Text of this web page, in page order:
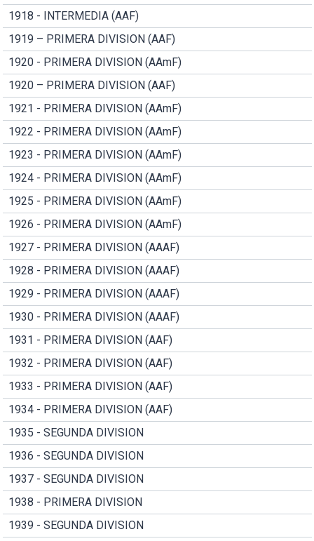
1918 - INTERMEDIA (AAF)
1919 – PRIMERA DIVISION (AAF)
1920 - PRIMERA DIVISION (AAmF)
1920 – PRIMERA DIVISION (AAF)
1921 - PRIMERA DIVISION (AAmF)
1922 - PRIMERA DIVISION (AAmF)
1923 - PRIMERA DIVISION (AAmF)
1924 - PRIMERA DIVISION (AAmF)
1925 - PRIMERA DIVISION (AAmF)
1926 - PRIMERA DIVISION (AAmF)
1927 - PRIMERA DIVISION (AAAF)
1928 - PRIMERA DIVISION (AAAF)
1929 - PRIMERA DIVISION (AAAF)
1930 - PRIMERA DIVISION (AAAF)
1931 - PRIMERA DIVISION (AAF)
1932 - PRIMERA DIVISION (AAF)
1933 - PRIMERA DIVISION (AAF)
1934 - PRIMERA DIVISION (AAF)
1935 - SEGUNDA DIVISION
1936 - SEGUNDA DIVISION
1937 - SEGUNDA DIVISION
1938 - PRIMERA DIVISION
1939 - SEGUNDA DIVISION